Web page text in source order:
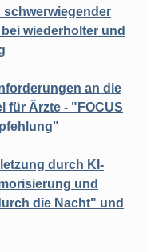
schwerwiegender
wiederholter und
an die
für Ärzte - "FOCUS
durch KI-
und
die Nacht" und